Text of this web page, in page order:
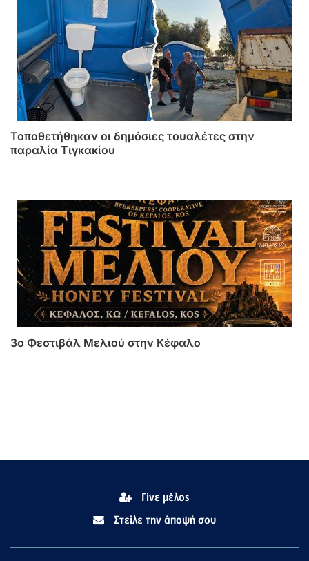
Τοποθετήθηκαν οι δημόσιες τουαλέτες στην
παραλία Τιγκακίου
3o Φεστιβάλ Μελιού στην Κέφαλο
Γίνε μέλος
Στείλε την άποψή σου